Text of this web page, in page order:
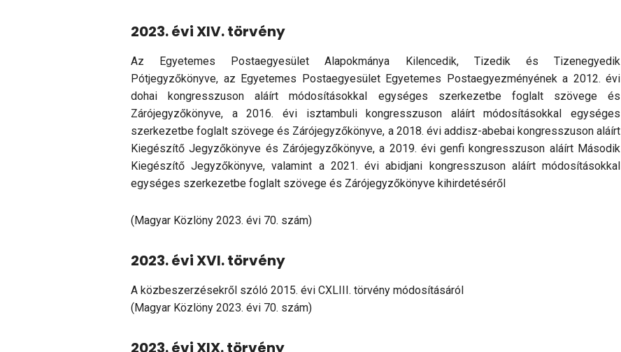
2023. évi XIV. törvény
Az Egyetemes Postaegyesület Alapokmánya Kilencedik, Tizedik és Tizenegyedik
Pótjegyzőkönyve, az Egyetemes Postaegyesület Egyetemes Postaegyezményének a 2012. évi
dohai kongresszuson aláírt módosításokkal egységes szerkezetbe foglalt szövege és
Zárójegyzőkönyve, a 2016. évi isztambuli kongresszuson aláírt módosításokkal egységes
szerkezetbe foglalt szövege és Zárójegyzőkönyve, a 2018. évi addisz-abebai kongresszuson aláírt
Kiegészítő Jegyzőkönyve és Zárójegyzőkönyve, a 2019. évi genfi kongresszuson aláírt Második
Kiegészítő Jegyzőkönyve, valamint a 2021. évi abidjani kongresszuson aláírt módosításokkal
egységes szerkezetbe foglalt szövege és Zárójegyzőkönyve kihirdetéséről
(Magyar Közlöny 2023. évi 70. szám)
2023. évi XVI. törvény
A közbeszerzésekről szóló 2015. évi CXLIII. törvény módosításáról
(Magyar Közlöny 2023. évi 70. szám)
2023. évi XIX. törvény